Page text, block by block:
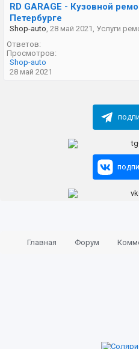
RD GARAGE - Кузовной
Петербурге
Shop-auto 28 май 2021 Услуги
Ответов:
Просмотров:
Shop-auto
28 май 2021
Главная Форум